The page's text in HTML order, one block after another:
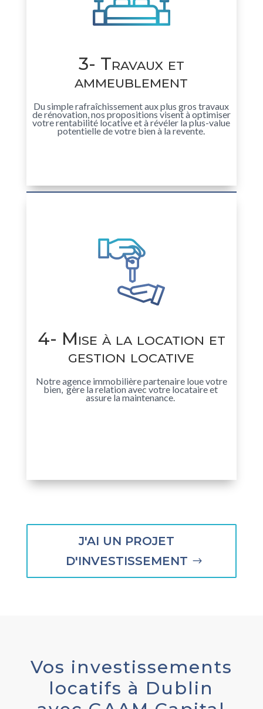
3- Travaux et
ammeublement
Du simple rafraîchissement aux plus gros travaux
de rénovation, nos propositions visent à optimiser
votre rentabilité locative et à révéler la plus-value
potentielle de votre bien à la revente.
4- Mise à la location et
gestion locative
Notre agence immobilière partenaire loue votre
bien, gère la relation avec votre locataire et
assure la maintenance.
J'AI UN PROJET
D'INVESTISSEMENT
Vos investissements
locatifs à Dublin